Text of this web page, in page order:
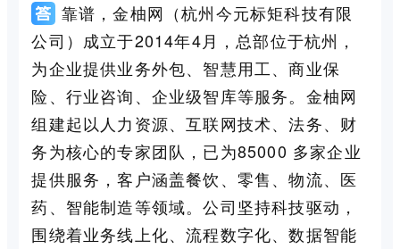
靠谱，金柚网（杭州今元标矩科技有限
公司）成立于2014年4月，总部位于杭州，
为企业提供业务外包、智慧用工、商业保
险、行业咨询、企业级智库等服务。金柚网
组建起以人力资源、互联网技术、法务、财
务为核心的专家团队，已为85000 多家企业
提供服务，客户涵盖餐饮、零售、物流、医
药、智能制造等领域。公司坚持科技驱动，
围绕着业务线上化、流程数字化、数据智能